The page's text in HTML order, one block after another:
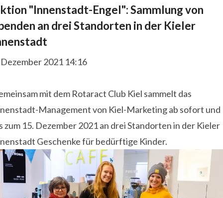
"Innenstadt-Engel": Sammlung von
an drei Standorten in der Kieler
2021 14:16
mit dem Rotaract Club Kiel sammelt das
Management von Kiel-Marketing ab sofort und
zum 15. Dezember 2021 an drei Standorten in der Kieler
Geschenke für bedürftige Kinder.